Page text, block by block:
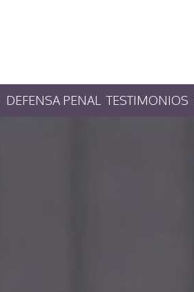
DEFENSA PENAL TESTIMONIOS